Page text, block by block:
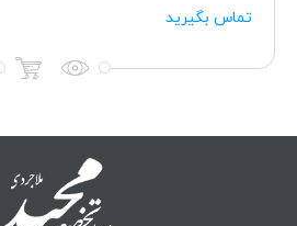
تماس بگیرید